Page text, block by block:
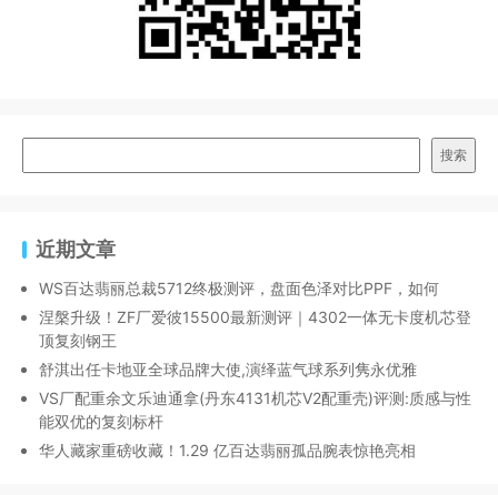
搜索
近期文章
WS百达翡丽总裁5712终极测评，盘面色泽对比PPF，如何
涅槃升级！ZF厂爱彼15500最新测评｜4302一体无卡度机芯登
顶复刻钢王
舒淇出任卡地亚全球品牌大使,演绎蓝气球系列隽永优雅
VS厂配重余文乐迪通拿(丹东4131机芯V2配重壳)评测:质感与性
能双优的复刻标杆
华人藏家重磅收藏！1.29 亿百达翡丽孤品腕表惊艳亮相